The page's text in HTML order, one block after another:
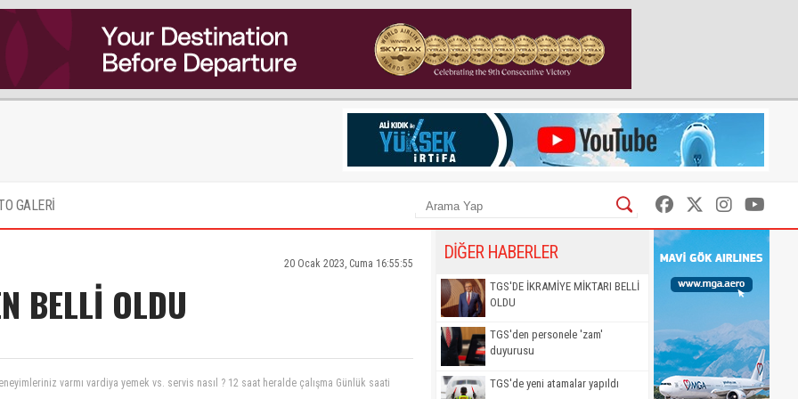
GALERİ
20 Ocak 2023, Cuma 16:55:55
BELLİ OLDU
DİĞER HABERLER
TGS'DE İKRAMİYE MİKTARI BELLİ
OLDU
TGS'den personele 'zam'
duyurusu
TGS'de yeni atamalar yapıldı